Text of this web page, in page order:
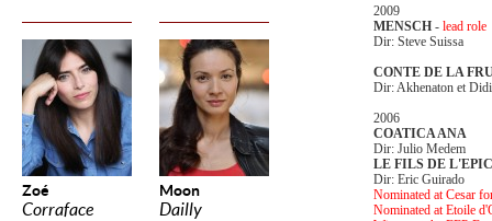
Zoé
Corraface
Moon
Dailly
2009
MENSCH - lead role
Dir: Steve Suissa
CONTE DE LA
Dir: Akhenaton et
2006
COATICA ANA
Dir: Julio Medem
LE FILS DE
Dir: Eric Guirado
Nominated at Cesar
Nominated at Etoile